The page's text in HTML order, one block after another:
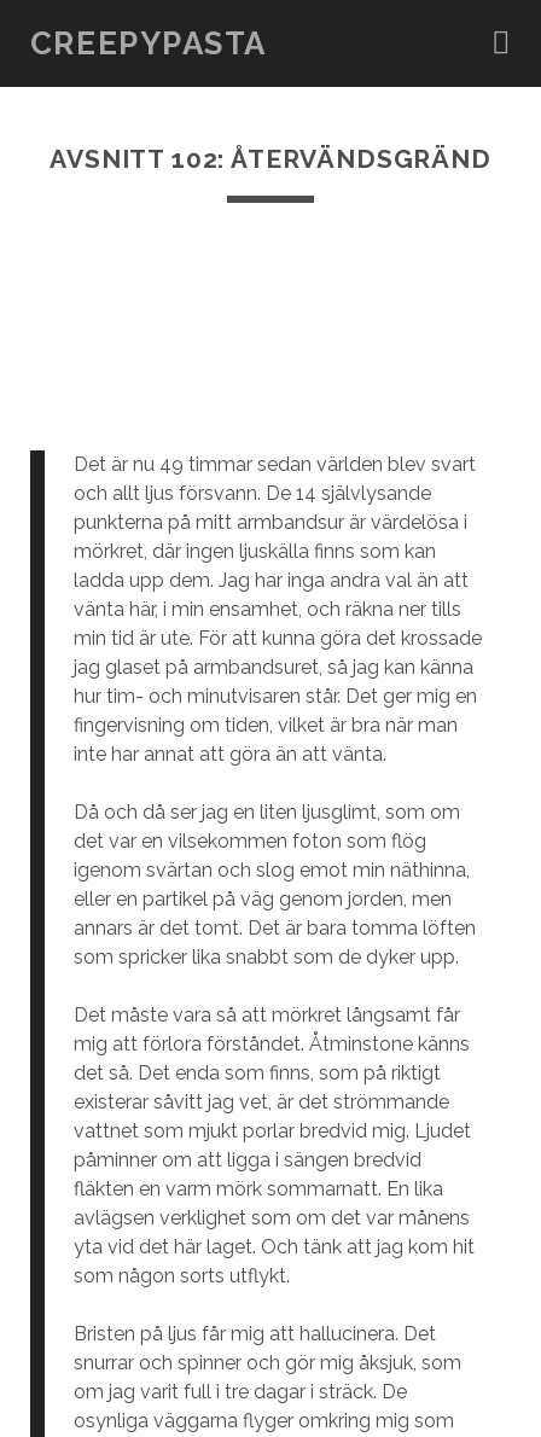
CREEPYPASTA
AVSNITT 102: ÅTERVÄNDSGRÄND
Det är nu 49 timmar sedan världen blev svart
och allt ljus försvann. De 14 självlysande
punkterna på mitt armbandsur är värdelösa i
mörkret, där ingen ljuskälla finns som kan
ladda upp dem. Jag har inga andra val än att
vänta här, i min ensamhet, och räkna ner tills
min tid är ute. För att kunna göra det krossade
jag glaset på armbandsuret, så jag kan känna
hur tim- och minutvisaren står. Det ger mig en
fingervisning om tiden, vilket är bra när man
inte har annat att göra än att vänta.
Då och då ser jag en liten ljusglimt, som om
det var en vilsekommen foton som flög
igenom svärtan och slog emot min näthinna,
eller en partikel på väg genom jorden, men
annars är det tomt. Det är bara tomma löften
som spricker lika snabbt som de dyker upp.
Det måste vara så att mörkret långsamt får
mig att förlora förståndet. Åtminstone känns
det så. Det enda som finns, som på riktigt
existerar såvitt jag vet, är det strömmande
vattnet som mjukt porlar bredvid mig. Ljudet
påminner om att ligga i sängen bredvid
fläkten en varm mörk sommarnatt. En lika
avlägsen verklighet som om det var månens
yta vid det här laget. Och tänk att jag kom hit
som någon sorts utflykt.
Bristen på ljus får mig att hallucinera. Det
snurrar och spinner och gör mig åksjuk, som
om jag varit full i tre dagar i sträck. De
osynliga väggarna flyger omkring mig som